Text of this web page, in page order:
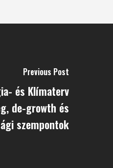
Previous Post
és Klímaterv
de-growth és
szempontok